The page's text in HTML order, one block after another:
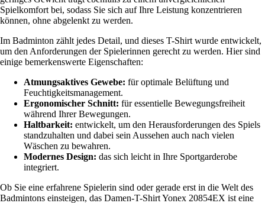
Spielkomfort bei, sodass Sie sich auf Ihre Leistung konzentrieren
können, ohne abgelenkt zu werden.
Im Badminton zählt jedes Detail, und dieses T-Shirt wurde entwickelt,
um den Anforderungen der Spielerinnen gerecht zu werden. Hier sind
einige bemerkenswerte Eigenschaften:
Atmungsaktives Gewebe: für optimale Belüftung und
Feuchtigkeitsmanagement.
Ergonomischer Schnitt: für essentielle Bewegungsfreiheit
während Ihrer Bewegungen.
Haltbarkeit: entwickelt, um den Herausforderungen des Spiels
standzuhalten und dabei sein Aussehen auch nach vielen
Wäschen zu bewahren.
Modernes Design: das sich leicht in Ihre Sportgarderobe
integriert.
Ob Sie eine erfahrene Spielerin sind oder gerade erst in die Welt des
Badmintons einsteigen, das Damen-T-Shirt Yonex 20854EX ist eine